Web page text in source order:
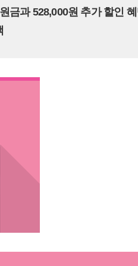
금과 528,000원 추가 할인